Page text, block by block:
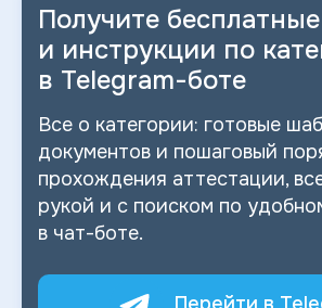
Получите
и инструкции по
в Telegram-боте
Все о категории: готовые
документов и пошаговый
прохождения аттестации,
рукой и с поиском по
в чат-боте.